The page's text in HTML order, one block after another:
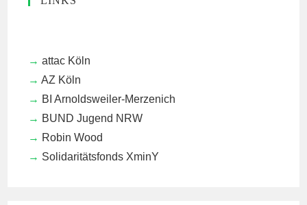
attac Köln
AZ Köln
BI Arnoldsweiler-Merzenich
BUND Jugend NRW
Robin Wood
Solidaritätsfonds XminY